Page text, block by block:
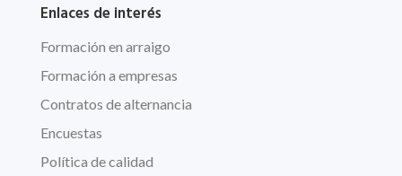
Enlaces de interés
Formación en arraigo
Formación a empresas
Contratos de alternancia
Encuestas
Política de calidad